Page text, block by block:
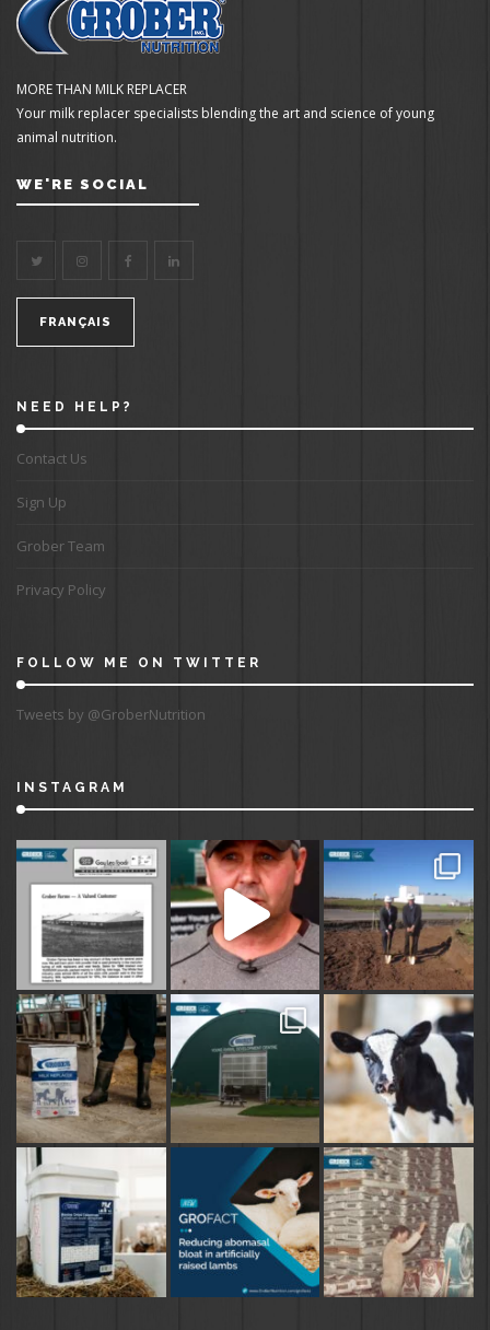
MORE THAN MILK REPLACER
Your milk replacer specialists blending the art and science of young
animal nutrition.
WE'RE SOCIAL
FRANÇAIS
NEED HELP?
Contact Us
Sign Up
Grober Team
Privacy Policy
FOLLOW ME ON TWITTER
Tweets by @GroberNutrition
INSTAGRAM